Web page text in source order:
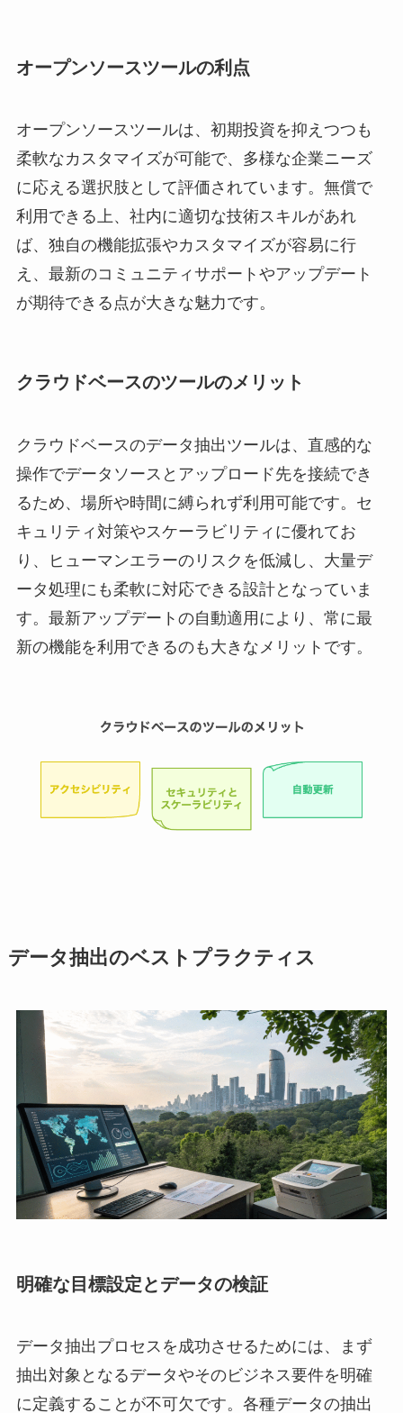
オープンソースツールの利点
オープンソースツールは、初期投資を抑えつつも
柔軟なカスタマイズが可能で、多様な企業ニーズ
に応える選択肢として評価されています。無償で
利用できる上、社内に適切な技術スキルがあれ
ば、独自の機能拡張やカスタマイズが容易に行
え、最新のコミュニティサポートやアップデート
が期待できる点が大きな魅力です。
クラウドベースのツールのメリット
クラウドベースのデータ抽出ツールは、直感的な
操作でデータソースとアップロード先を接続でき
るため、場所や時間に縛られず利用可能です。セ
キュリティ対策やスケーラビリティに優れてお
り、ヒューマンエラーのリスクを低減し、大量デ
ータ処理にも柔軟に対応できる設計となっていま
す。最新アップデートの自動適用により、常に最
新の機能を利用できるのも大きなメリットです。
データ抽出のベストプラクティス
明確な目標設定とデータの検証
データ抽出プロセスを成功させるためには、まず
抽出対象となるデータやそのビジネス要件を明確
に定義することが不可欠です。各種データの抽出